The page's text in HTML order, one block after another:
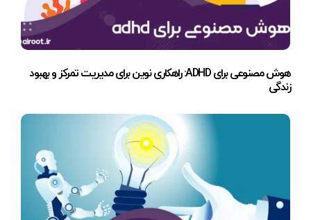
هوش مصنوعی برای ADHD: راهکاری نوین برای مدیریت تمرکز و بهبود
زندگی